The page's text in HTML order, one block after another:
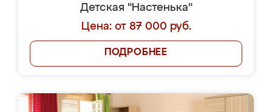
Детская "Настенька"
Цена: от 87 000 руб.
ПОДРОБНЕЕ